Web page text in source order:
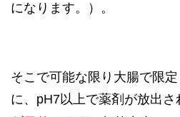
になります。）。
そこで可能な限り大腸で限
に、pH7以上で薬剤が放出